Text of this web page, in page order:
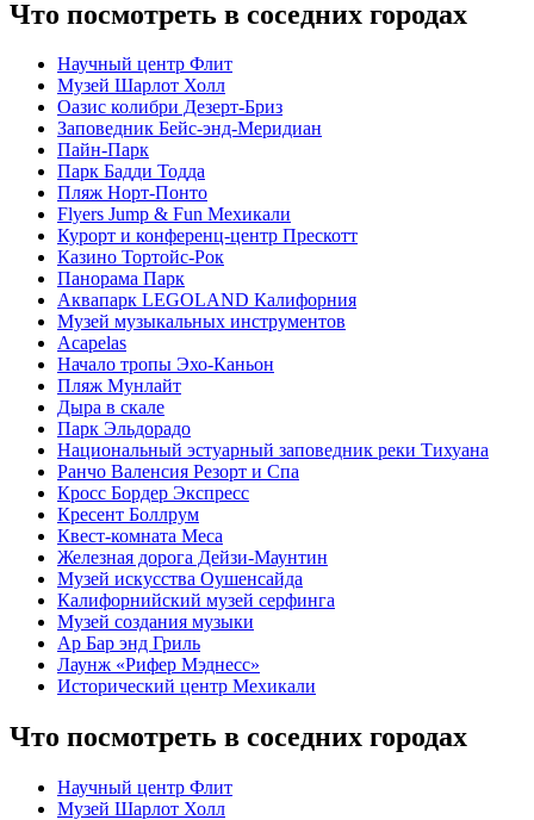
Что посмотреть в соседних городах
Научный центр Флит
Музей Шарлот Холл
Оазис колибри Дезерт-Бриз
Заповедник Бейс-энд-Меридиан
Пайн-Парк
Парк Бадди Тодда
Пляж Норт-Понто
Flyers Jump & Fun Мехикали
Курорт и конференц-центр Прескотт
Казино Тортойс-Рок
Панорама Парк
Аквапарк LEGOLAND Калифорния
Музей музыкальных инструментов
Acapelas
Начало тропы Эхо-Каньон
Пляж Мунлайт
Дыра в скале
Парк Эльдорадо
Национальный эстуарный заповедник реки Тихуана
Ранчо Валенсия Резорт и Спа
Кросс Бордер Экспресс
Кресент Боллрум
Квест-комната Меса
Железная дорога Дейзи-Маунтин
Музей искусства Оушенсайда
Калифорнийский музей серфинга
Музей создания музыки
Ар Бар энд Гриль
Лаунж «Рифер Мэднесс»
Исторический центр Мехикали
Что посмотреть в соседних городах
Научный центр Флит
Музей Шарлот Холл